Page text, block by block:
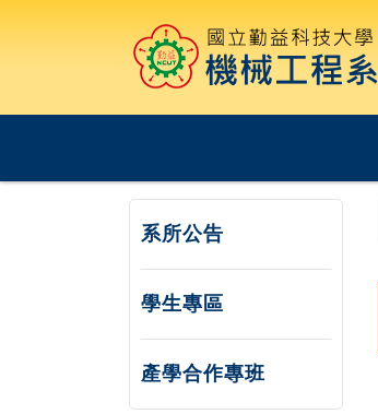
系所公告
學生專區
產學合作專班